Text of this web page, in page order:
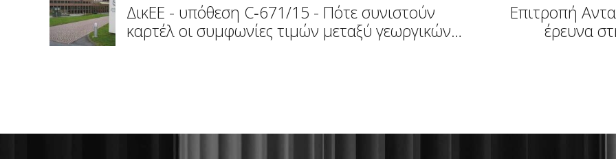
ΔικΕΕ - υπόθεση C‑671/15 - Πότε συνιστούν
καρτέλ οι συμφωνίες τιμών μεταξύ γεωργικών
Επιτροπή
έρευνα